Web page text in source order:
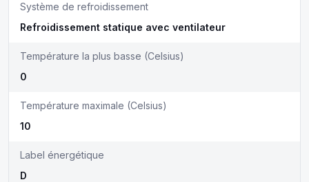
Système de refroidissement
Refroidissement statique avec ventilateur
Température la plus basse (Celsius)
0
Température maximale (Celsius)
10
Label énergétique
D